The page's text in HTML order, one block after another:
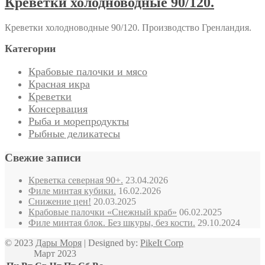
Креветки холодноводные 90/120. Производство Гренландия.
Категории
Крабовые палочки и мясо
Красная икра
Креветки
Консервация
Рыба и морепродукты
Рыбные деликатесы
Свежие записи
Креветка северная 90+. 23.04.2026
Филе минтая кубики. 16.02.2026
Снижение цен! 20.03.2025
Крабовые палочки «Снежный краб» 06.02.2025
Филе минтая блок. Без шкуры, без кости. 29.10.2024
© 2023 Дары Моря | Designed by: PikeIt Corp
Март 2023